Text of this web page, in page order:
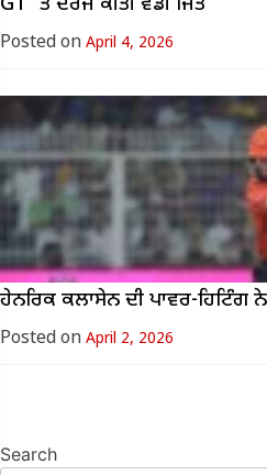
Posted on April 4, 2026
ਹੇਨਰਿਕ ਕਲਾਸੇਨ ਦੀ ਪਾਵਰ-ਹਿਟਿੰਗ
Posted on April 2, 2026
Search